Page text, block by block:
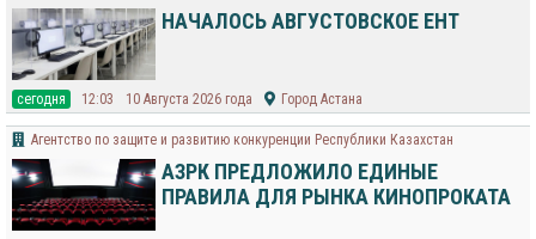
НАЧАЛОСЬ АВГУСТОВСКОЕ ЕНТ
cегодня 12:03 10 Августа 2026 года Город Астана
Агентство по защите и развитию конкуренции Республики Казахстан
АЗРК ПРЕДЛОЖИЛО ЕДИНЫЕ
ПРАВИЛА ДЛЯ РЫНКА КИНОПРОКАТА